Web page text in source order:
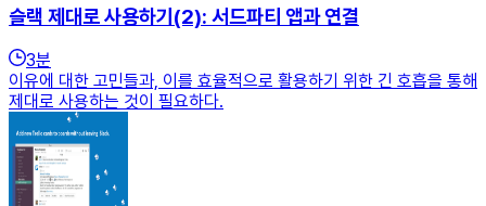
슬랙 제대로 사용하기(2): 서드파티 앱과 연결
3분
이유에 대한 고민들과, 이를 효율적으로 활용하기 위한 긴 호흡을 통해
제대로 사용하는 것이 필요하다.